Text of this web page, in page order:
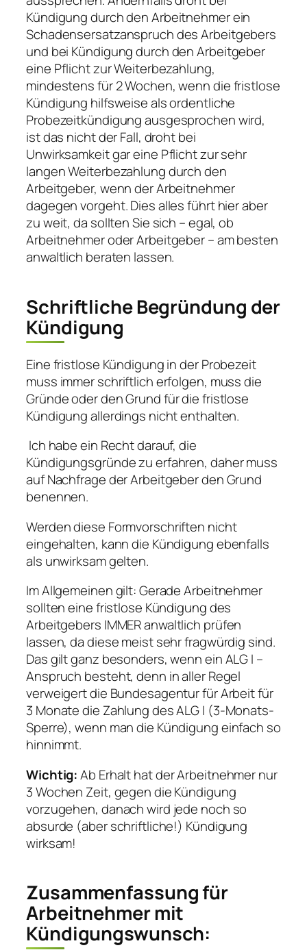
Kündigung durch den Arbeitnehmer ein
Schadensersatzanspruch des Arbeitgebers
und bei Kündigung durch den Arbeitgeber
eine Pflicht zur Weiterbezahlung,
mindestens für 2 Wochen, wenn die fristlose
Kündigung hilfsweise als ordentliche
Probezeitkündigung ausgesprochen wird,
ist das nicht der Fall, droht bei
Unwirksamkeit gar eine Pflicht zur sehr
langen Weiterbezahlung durch den
Arbeitgeber, wenn der Arbeitnehmer
dagegen vorgeht. Dies alles führt hier aber
zu weit, da sollten Sie sich – egal, ob
Arbeitnehmer oder Arbeitgeber – am besten
anwaltlich beraten lassen.
Schriftliche Begründung der
Kündigung
Eine fristlose Kündigung in der Probezeit
muss immer schriftlich erfolgen, muss die
Gründe oder den Grund für die fristlose
Kündigung allerdings nicht enthalten.
Ich habe ein Recht darauf, die
Kündigungsgründe zu erfahren, daher muss
auf Nachfrage der Arbeitgeber den Grund
benennen.
Werden diese Formvorschriften nicht
eingehalten, kann die Kündigung ebenfalls
als unwirksam gelten.
Im Allgemeinen gilt: Gerade Arbeitnehmer
sollten eine fristlose Kündigung des
Arbeitgebers IMMER anwaltlich prüfen
lassen, da diese meist sehr fragwürdig sind.
Das gilt ganz besonders, wenn ein ALG I –
Anspruch besteht, denn in aller Regel
verweigert die Bundesagentur für Arbeit für
3 Monate die Zahlung des ALG I (3-Monats-
Sperre), wenn man die Kündigung einfach so
hinnimmt.
Wichtig:Ab Erhalt hat der Arbeitnehmer nur
3 Wochen Zeit, gegen die Kündigung
vorzugehen, danach wird jede noch so
absurde (aber schriftliche!) Kündigung
wirksam!
Zusammenfassung für
Arbeitnehmer mit
Kündigungswunsch: